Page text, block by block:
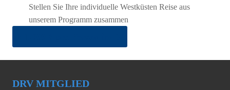
Stellen Sie Ihre individuelle Westküsten Reise aus
unserem Programm zusammen
DRV MITGLIED